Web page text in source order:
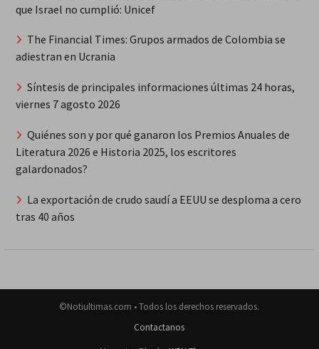
que Israel no cumplió: Unicef
The Financial Times: Grupos armados de Colombia se
adiestran en Ucrania
Síntesis de principales informaciones últimas 24 horas,
viernes 7 agosto 2026
Quiénes son y por qué ganaron los Premios Anuales de
Literatura 2026 e Historia 2025, los escritores
galardonados?
La exportación de crudo saudí a EEUU se desploma a cero
tras 40 años
©Notiultimas.com • Todos los derechos reservados.
Contactanos